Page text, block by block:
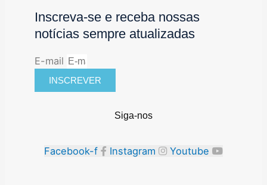
Inscreva-se e receba nossas
notícias sempre atualizadas
E-mail
INSCREVER
Siga-nos
Facebook-f Instagram Youtube